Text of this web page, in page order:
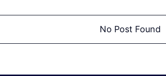
No Post Found